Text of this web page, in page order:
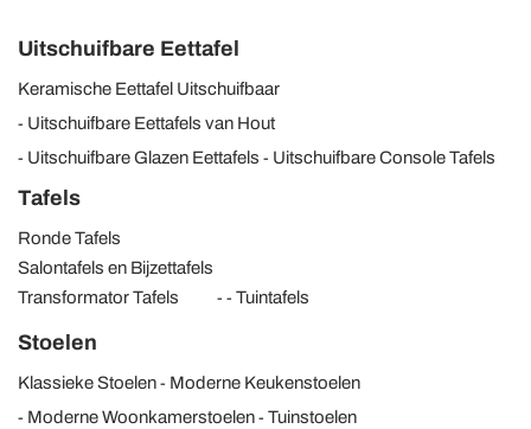
Uitschuifbare Eettafel
Keramische Eettafel Uitschuifbaar
Uitschuifbare Eettafels van Hout
Uitschuifbare Glazen Eettafels
Uitschuifbare Console Tafels
Tafels
Ronde Tafels
Salontafels en Bijzettafels
Transformator Tafels
Tuintafels
Stoelen
Klassieke Stoelen
Moderne Keukenstoelen
Moderne Woonkamerstoelen
Tuinstoelen